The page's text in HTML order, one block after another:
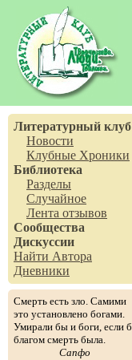
Литературный клуб
Новости
Клубные Хроники
Библиотека
Разделы
Случайное
Лента отзывов
Сообщества
Дискуссии
Найти Автора
Дневники
Смерть есть зло. Самими
это установлено богами.
Умирали бы и боги, если б
благом смерть была.
Сапфо